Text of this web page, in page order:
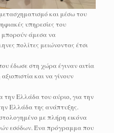
και μέσω του
υπηρεσίες του
μπορούν άμεσα να
πολίτες μειώνοντας έτσι
έδωσε στη χώρα έγιναν αιτία
και να γίνουν
την Ελλάδα του αύριο, για την
Ελλάδα της ανάπτυξης.
με πλήρη εικόνα
εσόδων. Ένα πρόγραμμα που